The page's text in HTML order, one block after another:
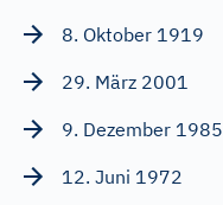
8. Oktober 1919
29. März 2001
9. Dezember 1985
12. Juni 1972